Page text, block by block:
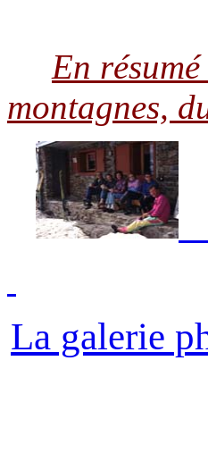
En
montagnes,
La galerie